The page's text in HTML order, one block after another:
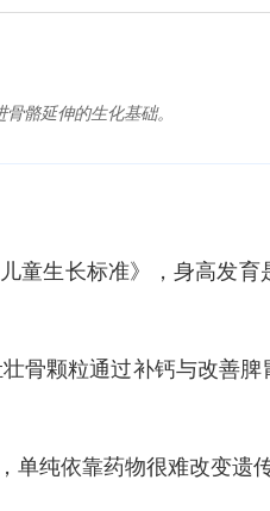
骼延伸的生化基础。
童生长标准》，身高发
骨颗粒通过补钙与改善脾
纯依靠药物很难改变遗传